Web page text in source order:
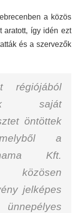
a közös
aratott, így idén ezt
és a szervezők
régiójából
saját
öntöttek
a
Kft.
közösen
jelképes